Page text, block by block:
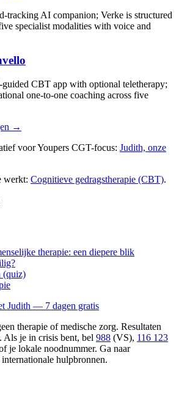
tracking AI companion; Verke is structured
specialist modalities with voice and
guided CBT app with optional teletherapy;
one-to-one coaching across five
→
voor Youpers CGT-focus: Judith, onze
werkt: Cognitieve gedragstherapie (CBT).
therapie: een diepere blik
(quiz)
Judith — 7 dagen gratis
therapie of medische zorg. Resultaten
Als je in crisis bent, bel 988 (VS), 116 123
je lokale noodnummer. Ga naar
hulpbronnen.